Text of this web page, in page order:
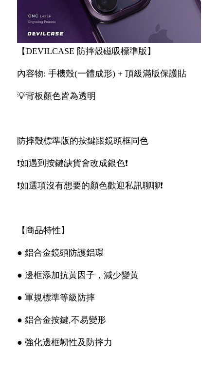
【DEVILCASE 防摔殼磁吸標準版】
內容物: 手機殼(一體成形) + 頂級滿版保護貼
💡背板顏色皆為透明
防摔殼標準版的按鍵跟鏡頭框同色
❗如遇到按鍵缺貨會改成銀色❗
❗如選項沒有想要的顏色歡迎私訊聊聊❗
【商品特性】
● 鋁合金鏡頭防護鋁環
● 邊框添加抗黃因子，減少變黃
● 軍規標準等級防摔
● 鋁合金按鍵,不易變形
● 強化邊框韌性及防摔力